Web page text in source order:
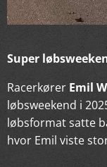
Super
Racerkører Emil
løbsweekend i
løbsformat satte
hvor Emil viste